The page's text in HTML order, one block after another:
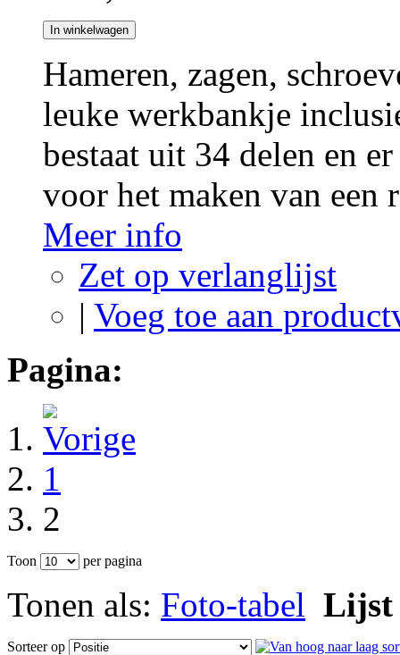
In winkelwagen
Hameren, zagen,
leuke werkbankje
bestaat uit 34 delen en
voor het maken van een
Meer info
Zet op verlanglijst
| Voeg toe aan
Pagina:
1
2
Toon per pagina
Tonen als: Foto-tabel Lijst
Sorteer op